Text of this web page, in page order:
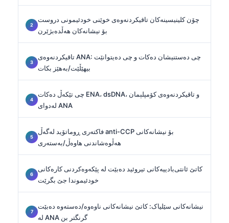
چۆن کلینیسینەکان تاقیکردنەوەی خوێنی خودئیمونی دروست
بۆ نیشانەکان هەڵدەبژێرن
تاقیکردنەوەی ANA: چی دەستنیشان دەکات و چی دەیتوانێت
بیهێڵێت/بەهێز بکات
چی تێکەڵ دەکات ENA، dsDNA، و تاقیکردنەوەی کۆمپلېمان
لەدوای ANA
فاکتەری ڕوماتۆید لەگەڵ anti-CCP بۆ نیشانەکانی
هەڵوەشاندنی هاوەڵ/بەستەری
کاتێ ئانتی‌بادییەکانی تیروئید دەبێت لە پێکەوەکردنی کارەکانی
خودئیموندا جێ بگرێت
نیشانەکانی سێلیاک: کاتێ نیشانەکانی ناوەوە/دەستەوە دەبێت
لە ANA گرنگتر بن